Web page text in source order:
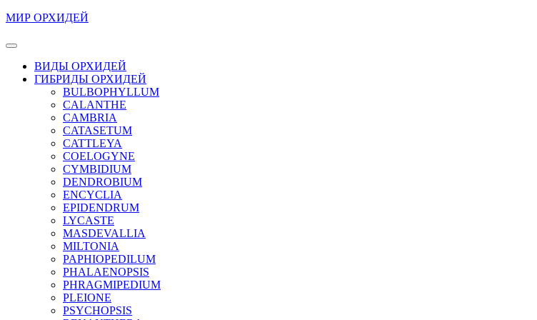
Перейти
содержимому
содержимому
МИР ОРХИДЕЙ
Кнопка
ОткрытьВИДЫ ОРХИДЕЙ
ГИБРИДЫ ОРХИДЕЙ
BULBOPHYLLUM
CALANTHE
CAMBRIA
CATASETUM
CATTLEYA
COELOGYNE
CYMBIDIUM
DENDROBIUM
ENCYCLIA
EPIDENDRUM
LYCASTE
MASDEVALLIA
MILTONIA
PAPHIOPEDILUM
PHALAENOPSIS
PHRAGMIPEDIUM
PLEIONE
PSYCHOPSIS